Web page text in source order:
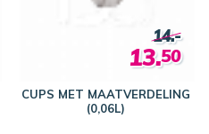
CUPS MET MAATVERDELING
(0,06L)
14.-
13.50